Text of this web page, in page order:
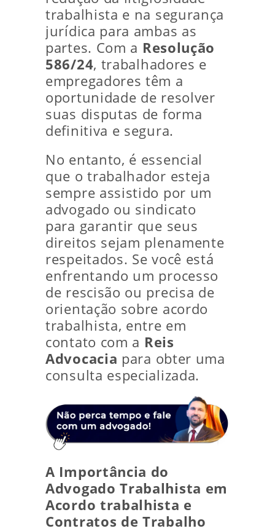
trabalhista e na segurança
jurídica para ambas as
partes. Com a Resolução
586/24, trabalhadores e
empregadores têm a
oportunidade de resolver
suas disputas de forma
definitiva e segura.
No entanto, é essencial
que o trabalhador esteja
sempre assistido por um
advogado ou sindicato
para garantir que seus
direitos sejam plenamente
respeitados. Se você está
enfrentando um processo
de rescisão ou precisa de
orientação sobre acordo
trabalhista, entre em
contato com a Reis
Advocacia para obter uma
consulta especializada.
A Importância do
Advogado Trabalhista em
Acordo trabalhista e
Contratos de Trabalho